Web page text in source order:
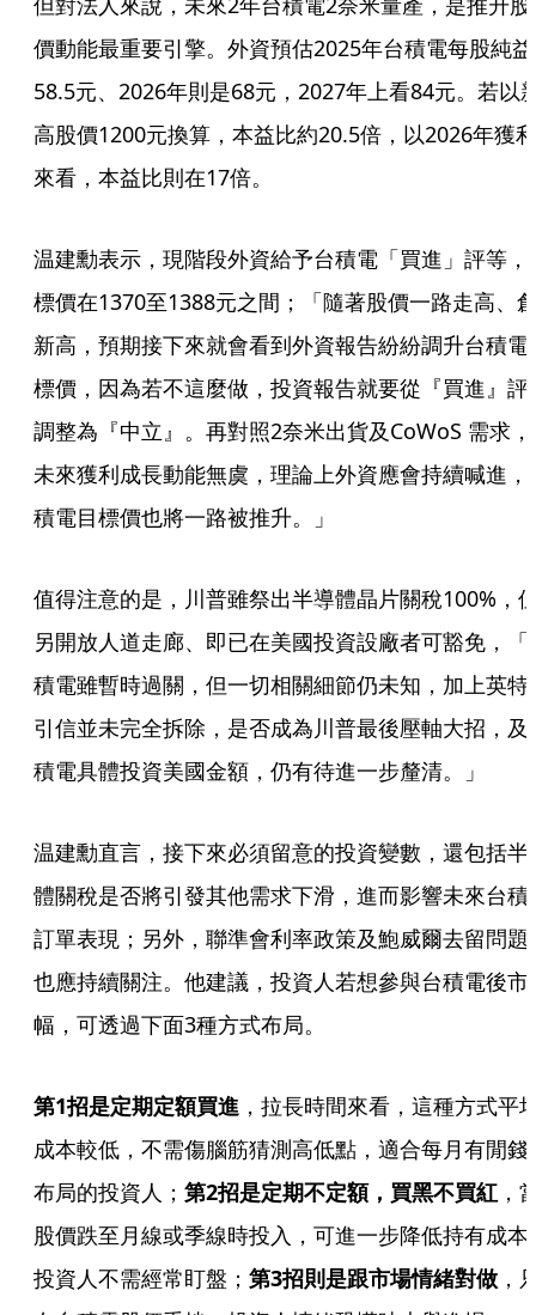
價動能最重要引擎。外資預估2025年台積電每股純益
58.5元、2026年則是68元，2027年上看84元。若以
高股價1200元換算，本益比約20.5倍，以2026年獲利
來看，本益比則在17倍。
温建勳表示，現階段外資給予台積電「買進」評等，
標價在1370至1388元之間；「隨著股價一路走高、
新高，預期接下來就會看到外資報告紛紛調升台積電
標價，因為若不這麼做，投資報告就要從『買進』評
調整為『中立』。再對照2奈米出貨及CoWoS 需求，
未來獲利成長動能無虞，理論上外資應會持續喊進，
積電目標價也將一路被推升。」
值得注意的是，川普雖祭出半導體晶片關稅100%，
另開放人道走廊、即已在美國投資設廠者可豁免，「
積電雖暫時過關，但一切相關細節仍未知，加上英特
引信並未完全拆除，是否成為川普最後壓軸大招，及
積電具體投資美國金額，仍有待進一步釐清。」
温建勳直言，接下來必須留意的投資變數，還包括半
體關稅是否將引發其他需求下滑，進而影響未來台積
訂單表現；另外，聯準會利率政策及鮑威爾去留問題
也應持續關注。他建議，投資人若想參與台積電後市
幅，可透過下面3種方式布局。
第1招是定期定額買進 ，拉長時間來看，這種方式平
成本較低，不需傷腦筋猜測高低點，適合每月有閒錢
布局的投資人； 第2招是定期不定額，買黑不買紅 ，
股價跌至月線或季線時投入，可進一步降低持有成本
投資人不需經常盯盤； 第3招則是跟市場情緒對做 ，